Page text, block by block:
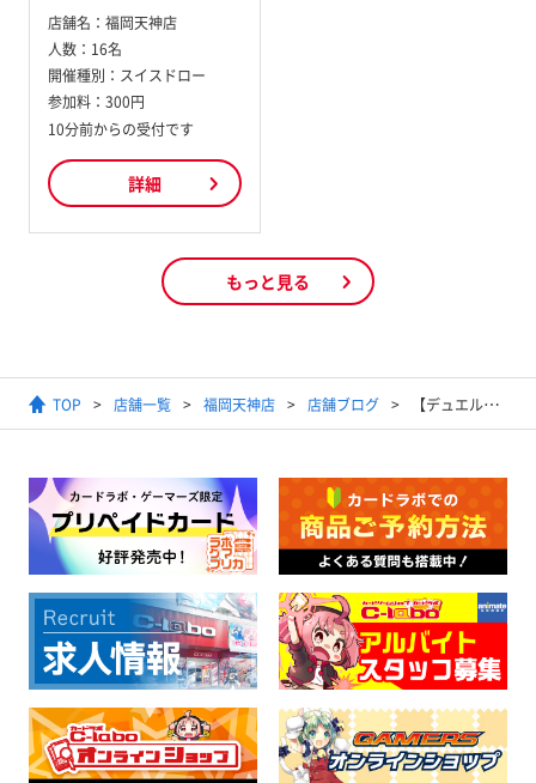
店舗名： 福岡天神店
人数： 16名
開催種別： スイスドロー
参加料： 300円
10分前からの受付です
詳細
もっと見る
TOP 店舗一覧 福岡天神店 店舗ブログ 【デュエルマスターズ】高額プロモ買取表更新